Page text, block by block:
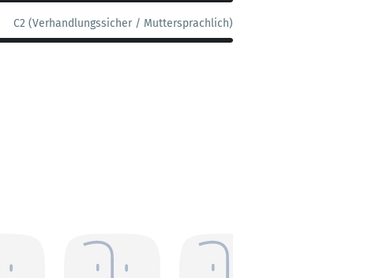
C2 (Verhandlungssicher / Muttersprachlich)